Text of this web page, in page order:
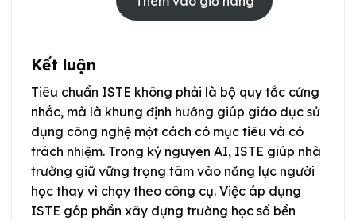
Kết luận
Tiêu chuẩn ISTE không phải là bộ quy tắc cứng
nhắc, mà là khung định hướng giúp giáo dục sử
dụng công nghệ một cách có mục tiêu và có
trách nhiệm. Trong kỷ nguyên AI, ISTE giúp nhà
trường giữ vững trọng tâm vào năng lực người
học thay vì chạy theo công cụ. Việc áp dụng
ISTE góp phần xây dựng trường học số bền